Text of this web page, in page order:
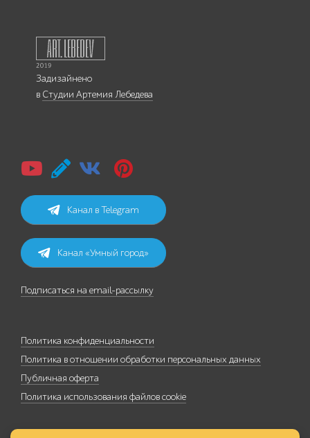
Задизайнено
в Студии Артемия Лебедева
Канал в Telegram
Канал «Умный город»
Подписаться на email-рассылку
Политика конфиденциальности
Политика в отношении обработки персональных данных
Публичная оферта
Политика использования файлов cookie